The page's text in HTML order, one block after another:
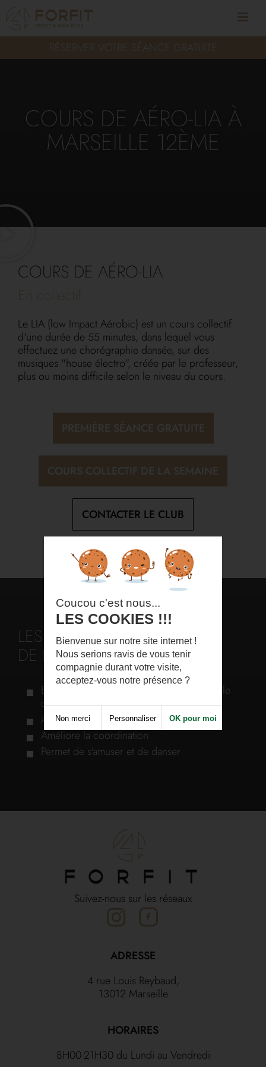
RÉSERVER VOTRE SÉANCE GRATUITE
COURS DE AÉRO-LIA À
MARSEILLE 12ÈME
COURS DE AÉRO-LIA
En collectif
Le LIA (low Impact Aérobic) est un cours collectif
d'une durée de 55 minutes, dans lequel vous
effectuez une chorégraphie dansée, sur des
musiques "house électro", créée par le professeur,
plus ou moins difficile selon le niveau du cours.
PREMIÈRE SÉANCE GRATUITE
COURS COLLECTIF DE LA SEMAINE
CONTACTER LE CLUB
LES AVANTAGES DU COURS
DE LOW IMPACT AEROBIC
Brûle beaucoup de calories pour amincir le
corps
Améliore la condition physique générale
Améliore la coordination
Permet de s'amuser et de danser
Suivez-nous sur les réseaux
ADRESSE
4 rue Louis Reybaud,
13012 Marseille
HORAIRES
8H00-21H30 du Lundi au Vendredi
Coucou c'est nous...
LES COOKIES !!!
Bienvenue sur notre site internet !
Nous serions ravis de vous tenir
compagnie durant votre visite,
acceptez-vous notre présence ?
Non merci Personnaliser OK pour moi